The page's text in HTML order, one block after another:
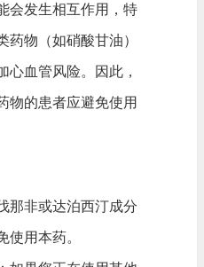
会发生相互作用，特
药物（如硝酸甘油）
心血管风险。因此，
物的患者应避免使用
那非或达泊西汀成分
使用本药。